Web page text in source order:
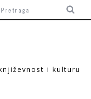
i kulturu